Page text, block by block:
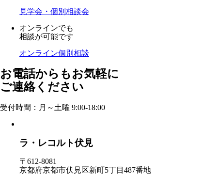
見学会・個別相談会
オンラインでも
相談が可能です
オンライン個別相談
お電話からもお気軽に
ご連絡ください
受付時間：月～土曜 9:00-18:00
ラ・レコルト伏見
〒612-8081
京都府京都市伏見区新町5丁目487番地